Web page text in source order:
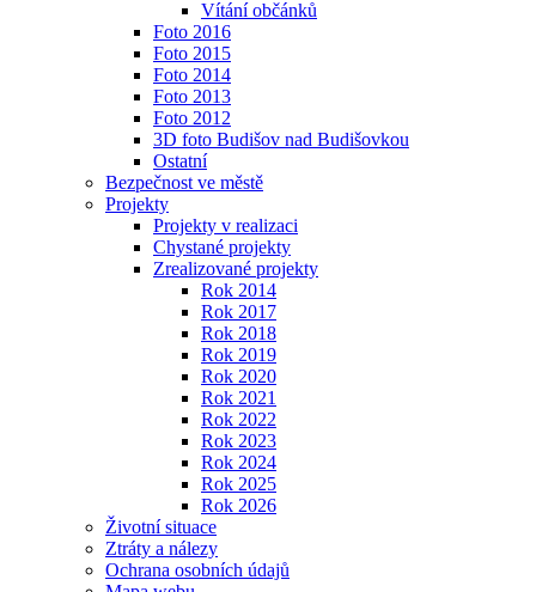
Vítání občánků
Foto 2016
Foto 2015
Foto 2014
Foto 2013
Foto 2012
3D foto Budišov nad Budišovkou
Ostatní
Bezpečnost ve městě
Projekty
Projekty v realizaci
Chystané projekty
Zrealizované projekty
Rok 2014
Rok 2017
Rok 2018
Rok 2019
Rok 2020
Rok 2021
Rok 2022
Rok 2023
Rok 2024
Rok 2025
Rok 2026
Životní situace
Ztráty a nálezy
Ochrana osobních údajů